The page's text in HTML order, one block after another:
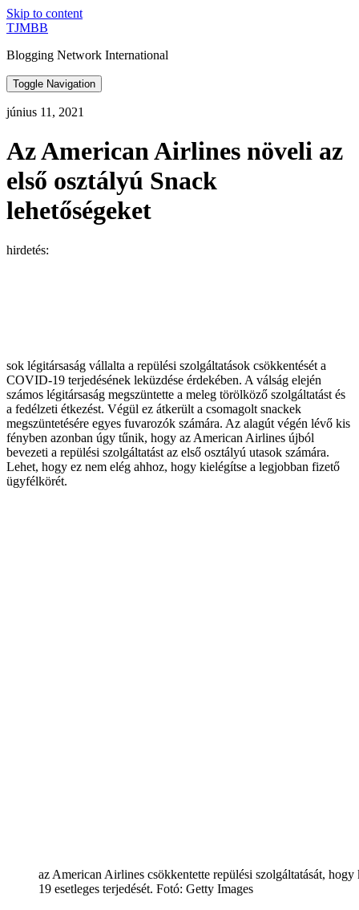
Skip to content
TJMBB
Blogging Network International
Toggle Navigation
június 11, 2021
Az American Airlines növeli az
első osztályú Snack
lehetőségeket
hirdetés:
sok légitársaság vállalta a repülési szolgáltatások csökkentését a
COVID-19 terjedésének leküzdése érdekében. A válság elején
számos légitársaság megszüntette a meleg törölköző szolgáltatást és
a fedélzeti étkezést. Végül ez átkerült a csomagolt snackek
megszüntetésére egyes fuvarozók számára. Az alagút végén lévő kis
fényben azonban úgy tűnik, hogy az American Airlines újból
bevezeti a repülési szolgáltatást az első osztályú utasok számára.
Lehet, hogy ez nem elég ahhoz, hogy kielégítse a legjobban fizető
ügyfélkörét.
az American Airlines csökkentette repülési szolgáltatását,
19 esetleges terjedését. Fotó: Getty Images